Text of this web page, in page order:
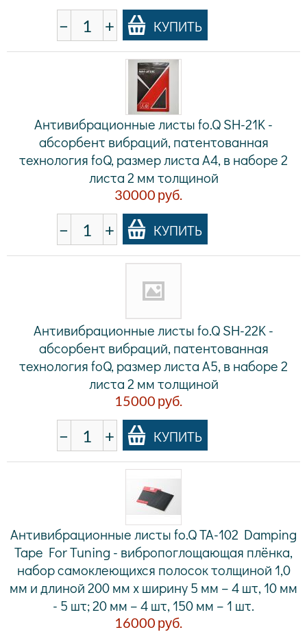
− + КУПИТЬ
Антивибрационные листы fo.Q SH-21K -
абсорбент вибраций, патентованная
технология foQ, размер листа A4, в наборе 2
листа 2 мм толщиной
30000 руб.
− + КУПИТЬ
Антивибрационные листы fo.Q SH-22K -
абсорбент вибраций, патентованная
технология foQ, размер листа A5, в наборе 2
листа 2 мм толщиной
15000 руб.
− + КУПИТЬ
Антивибрационные листы fo.Q TA-102 Damping
Tape For Tuning - вибропоглощающая плёнка,
набор самоклеющихся полосок толщиной 1,0
мм и длиной 200 мм х ширину 5 мм – 4 шт, 10 мм
- 5 шт; 20 мм – 4 шт, 150 мм – 1 шт.
16000 руб.